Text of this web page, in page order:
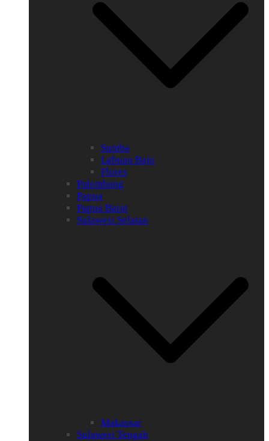
Sumba
Labuan Bajo
Flores
Palembang
Papua
Papua Barat
Sulawesi Selatan
Makassar
Sulawesi Tengah